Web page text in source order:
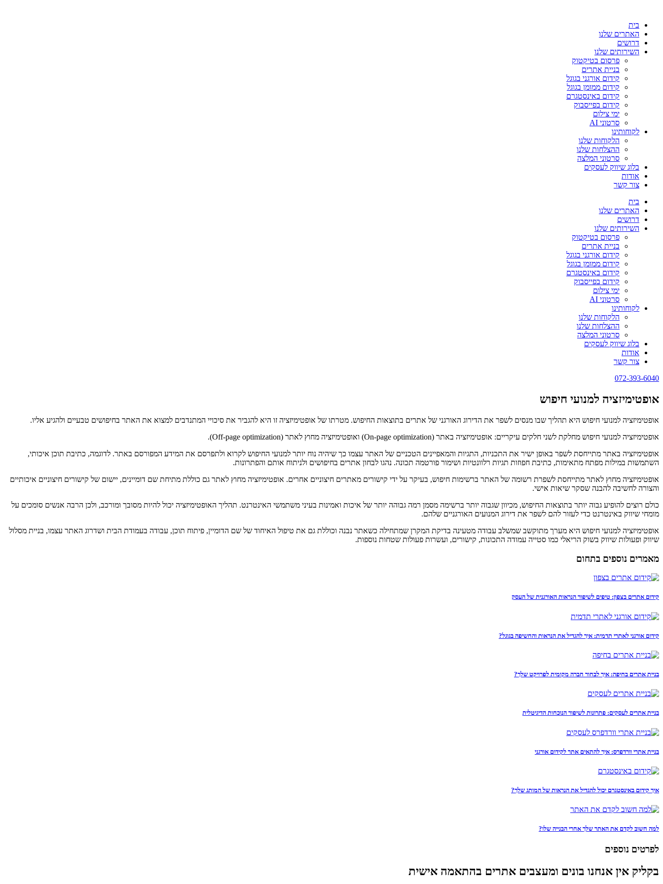
בית
האתרים שלנו
דרושים
השירותים שלנו
פרסום בטיקטוק
בניית אתרים
קידום אורגני בגוגל
קידום ממומן בגוגל
קידום באינסטגרם
קידום בפייסבוק
ימי צילום
סרטוני AI
לקוחותינו
הלקוחות שלנו
ההצלחות שלנו
סרטוני המלצה
בלוג שיווק לעסקים
אודות
צור קשר
בית
האתרים שלנו
דרושים
השירותים שלנו
פרסום בטיקטוק
בניית אתרים
קידום אורגני בגוגל
קידום ממומן בגוגל
קידום באינסטגרם
קידום בפייסבוק
ימי צילום
סרטוני AI
לקוחותינו
הלקוחות שלנו
ההצלחות שלנו
סרטוני המלצה
בלוג שיווק לעסקים
אודות
צור קשר
072-393-6040
אופטימיזציה למנועי חיפוש
אופטימיזציה למנועי חיפוש היא תהליך שבו מנסים לשפר את הדירוג האורגני של אתרים בתוצאות החיפוש. מטרתו של אופטימיזציה זו היא להגביר את סיכויי המתנדבים למצוא את האתר בחיפושים טבעיים ולהגיע אליו.
אופטימיזציה למנועי חיפוש מחלקת לשני חלקים עיקריים: אופטימיזציה באתר (On-page optimization) ואופטימיזציה מחוץ לאתר (Off-page optimization).
אופטימיזציה באתר מתייחסת לשפר באופן ישיר את התכניות, התגיות והמאפיינים הטכניים של האתר עצמו כך שיהיה נוח יותר למנועי החיפוש לקרוא ולתפרסם את המידע המפורסם באתר. לדוגמה, כתיבת תוכן איכותי,
השתמשות במילות מפתח מתאימות, כתיבת חפוזות תגיות רלוונטיות ושימור פורטמה תכונה. נהגו לבחון אתרים בחיפושים ולניתוח אותם והפתרונות.
אופטימיזציה מחוץ לאתר מתייחסת לשפרת רשומה של האתר ברשימות חיפוש, בעיקר על ידי קישורים מאתרים חיצוניים אחרים. אופטימיזציה מחוץ לאתר גם כוללת מתיחת שם דומיינים, יישום של קישורים חיצוניים איכותיים
והצורה לחשיבה להבנה שסקר שיאות אישי.
כולם רוצים להופיע גבוה יותר בתוצאות החיפוש, מכיוון שגבוה יותר ברשימה מסמן רמה גבוהה יותר של איכות ואמינות בעיני משתמשי האינטרנט. תהליך האופטימיזציה יכול להיות מסובך ומורכב, ולכן הרבה אנשים סומכים על
מומחי שיווק באינטרנט כדי לעזור להם לשפר את דירוג המנועים האורגניים שלהם.
אופטימיזציה למנועי חיפוש היא מערך מתוקשב שמשלב עבודה מטעינה בדיקת המקרן שמתחילה כשאתר נבנה וכוללת גם את טיפול האיחוד של שם הדומיין, פיתוח תוכן, עבודה בעמודת הבית ושדרוג האתר עצמו, בניית מסלול
שיווק ופעולות שיווק בשוק הריאלי כמו סטייה עמודה התכונות, קישורים, ועשרות פעולות שטחות נוספות.
מאמרים נוספים בתחום
קידום אתרים בצפון: טיפים לשיפור הנראות האורגנית של העסק
קידום אורגני לאתרי תדמית: איך להגדיל את הנראות והחשיפה בגוגל?
בניית אתרים בחיפה: איך לבחור חברה מקומית לפרויקט שלך?
בניית אתרים לעסקים: פתרונות לשיפור הנוכחות הדיגיטלית
בניית אתרי וורדפרס: איך להתאים אתר לקידום אורגני
איך קידום באינסטגרם יכול להגדיל את הנראות של המותג שלך?
למה חשוב לקדם את האתר שלך אחרי הבנייה שלו?
לפרטים נוספים
בקליק אין אנחנו בונים ומעצבים אתרים בהתאמה אישית